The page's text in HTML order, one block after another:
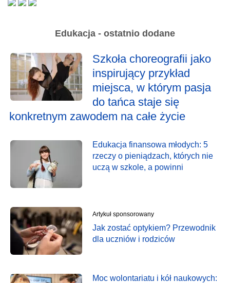
Edukacja - ostatnio dodane
Szkoła choreografii jako
inspirujący przykład
miejsca, w którym pasja
do tańca staje się
konkretnym zawodem na całe życie
Edukacja finansowa młodych: 5
rzeczy o pieniądzach, których nie
uczą w szkole, a powinni
Artykuł sponsorowany
Jak zostać optykiem? Przewodnik
dla uczniów i rodziców
Moc wolontariatu i kół naukowych: